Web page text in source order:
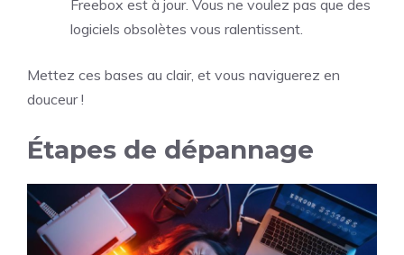
Freebox est à jour. Vous ne voulez pas que des
logiciels obsolètes vous ralentissent.
Mettez ces bases au clair, et vous naviguerez en
douceur !
Étapes de dépannage